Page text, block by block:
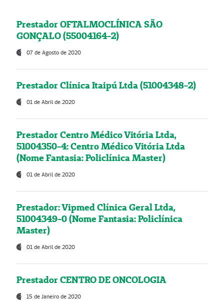
Prestador OFTALMOCLÍNICA SÃO
GONÇALO (55004164-2)
07 de Agosto de 2020
Prestador Clínica Itaipú Ltda (51004348-2)
01 de Abril de 2020
Prestador Centro Médico Vitória Ltda,
51004350-4: Centro Médico Vitória Ltda
(Nome Fantasia: Policlínica Master)
01 de Abril de 2020
Prestador: Vipmed Clínica Geral Ltda,
51004349-0 (Nome Fantasia: Policlínica
Master)
01 de Abril de 2020
Prestador CENTRO DE ONCOLOGIA
15 de Janeiro de 2020